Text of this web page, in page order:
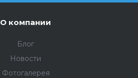
О компании
Блог
Новости
Фотогалерея